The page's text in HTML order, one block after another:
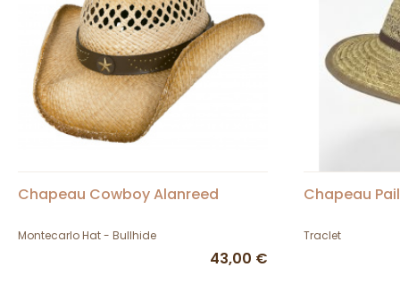
Chapeau Cowboy Alanreed
Montecarlo Hat - Bullhide
43,00 €
Chapeau
Traclet